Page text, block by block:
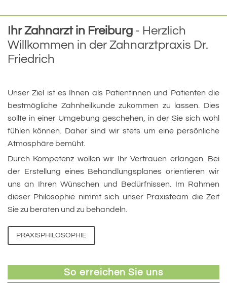
Ihr Zahnarzt in Freiburg - Herzlich
Willkommen in der Zahnarztpraxis Dr.
Friedrich
Unser Ziel ist es Ihnen als Patientinnen und Patienten die
bestmögliche Zahnheilkunde zukommen zu lassen. Dies
sollte in einer Umgebung geschehen, in der Sie sich wohl
fühlen können. Daher sind wir stets um eine persönliche
Atmosphäre bemüht.
Durch Kompetenz wollen wir Ihr Vertrauen erlangen. Bei
der Erstellung eines Behandlungsplanes orientieren wir
uns an Ihren Wünschen und Bedürfnissen. Im Rahmen
dieser Philosophie nimmt sich unser Praxisteam die Zeit
Sie zu beraten und zu behandeln.
PRAXISPHILOSOPHIE
So erreichen Sie uns